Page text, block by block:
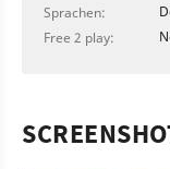
Sprachen:
Free 2 play: